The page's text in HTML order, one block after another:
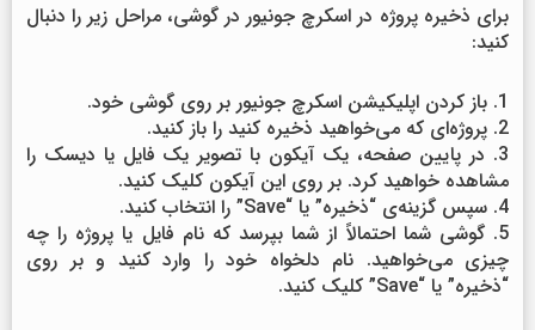
برای ذخیره‌ پروژه در اسکرچ جونیور در گوشی، مراحل زیر را دنبال
کنید:
1. باز کردن اپلیکیشن اسکرچ جونیور بر روی گوشی خود.
2. پروژه‌ای که می‌خواهید ذخیره کنید را باز کنید.
3. در پایین صفحه، یک آیکون با تصویر یک فایل یا دیسک را
مشاهده خواهید کرد. بر روی این آیکون کلیک کنید.
4. سپس گزینه‌ی “ذخیره” یا “Save” را انتخاب کنید.
5. گوشی شما احتمالاً از شما بپرسد که نام فایل یا پروژه را چه
چیزی می‌خواهید. نام دلخواه خود را وارد کنید و بر روی
“ذخیره” یا “Save” کلیک کنید.